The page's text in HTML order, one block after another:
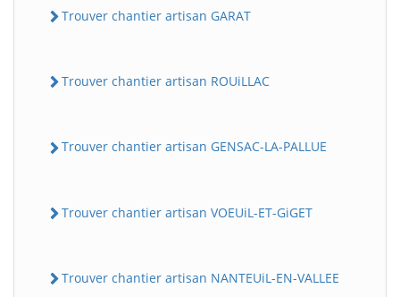
Trouver chantier artisan GARAT
Trouver chantier artisan ROUiLLAC
Trouver chantier artisan GENSAC-LA-PALLUE
Trouver chantier artisan VOEUiL-ET-GiGET
Trouver chantier artisan NANTEUiL-EN-VALLEE